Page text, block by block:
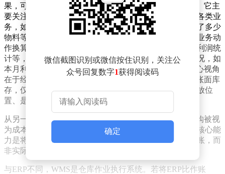
果，可将其视为企业的“总账本”，涵盖财务账与经营账。它主
要关注三个方面：首先是业务流，记录企业每日发生的各类业
务，如采购了多少原材料、销售了多少产品、生产领用了多少
物料等，只关心业务是否发生；其次是价值流，将所有业务动
作换算成金钱，涉及库存价值、应收应付、成本核算、利润统
计等，擅长算账；最后是结果层，关注企业整体经营状况，如
本月利润、库存占用资金、产品盈亏情况等。ERP的核心视角
在于经营结果，而非现场操作。例如，ERP里的库存是账面库
存，仅记录企业应有的货物数量，并不关心货物实际存放位
置、是否错位或被挪动，只关注数字是否准确。
从另一个角度看，ERP更像是企业的财务视角系统，采购被视
为成本发生，销售是收入发生，库存则是资产变化，其核心能
力是将企业所有业务统一转换为可算账的结构，强于算账，而
非实际业务操作。
与ERP不同，WMS是仓库作业执行系统。若将ERP比作账
微信截图识别或微信按住识别，关注公
众号回复数字1获得阅读码
确定